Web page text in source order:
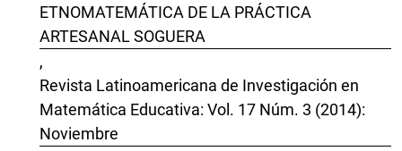
ETNOMATEMÁTICA DE LA PRÁCTICA
ARTESANAL SOGUERA
,
Revista Latinoamericana de Investigación en
Matemática Educativa: Vol. 17 Núm. 3 (2014):
Noviembre